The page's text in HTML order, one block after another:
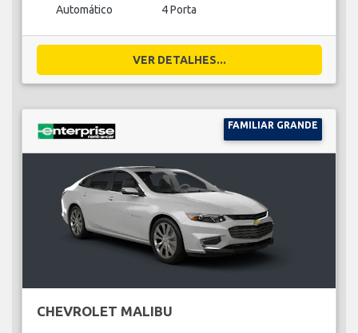
Automático 4 Porta
VER DETALHES...
FAMILIAR GRANDE
CHEVROLET MALIBU